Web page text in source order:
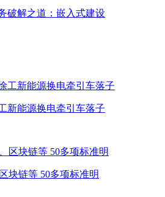
破解之道：嵌入式建设
新能源换电牵引车落子
块链等 50多项标准明